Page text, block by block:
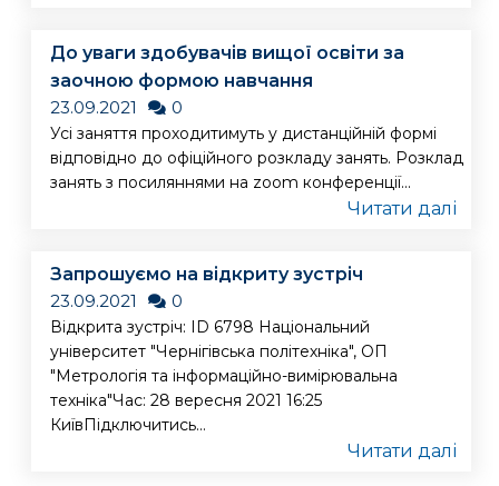
До уваги здобувачів вищої освіти за
заочною формою навчання
23.09.2021
0
Усі заняття проходитимуть у дистанційній формі
відповідно до офіційного розкладу занять. Розклад
занять з посиляннями на zoom конференції...
Читати далі
Запрошуємо на відкриту зустріч
23.09.2021
0
Відкрита зустріч: ID 6798 Національний
університет "Чернігівська політехніка", ОП
"Метрологія та інформаційно-вимірювальна
техніка"Час: 28 вересня 2021 16:25
КиївПідключитись...
Читати далі